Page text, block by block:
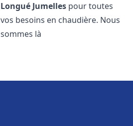
Longué Jumelles pour toutes
vos besoins en chaudière. Nous
sommes là